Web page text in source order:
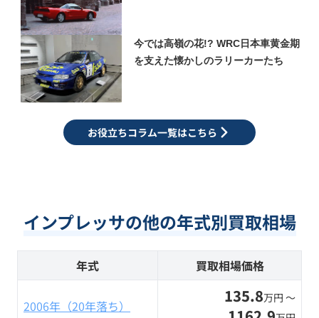
今では高嶺の花!? WRC日本車黄金期
を支えた懐かしのラリーカーたち
お役立ちコラム一覧はこちら
インプレッサの他の年式別買取相場
年式 買取相場価格
2006年（20年落ち） 135.8万円 〜